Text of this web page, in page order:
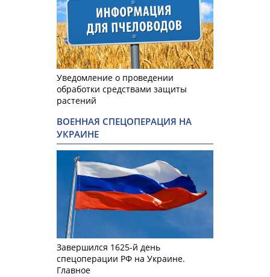
Уведомление о проведении
обработки средствами защиты
растений
ВОЕННАЯ СПЕЦОПЕРАЦИЯ НА
УКРАИНЕ
Завершился 1625-й день
спецоперации РФ на Украине.
Главное